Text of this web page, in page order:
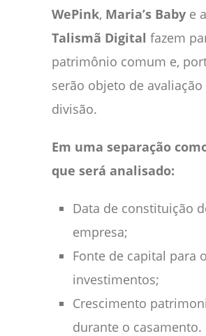
WePink, Maria’s Baby e a
Talismã Digital fazem
patrimônio comum e,
serão objeto de avaliação
divisão.
Em uma separação
que será analisado:
Data de constituição
empresa;
Fonte de capital para
investimentos;
Crescimento
durante o casamento.